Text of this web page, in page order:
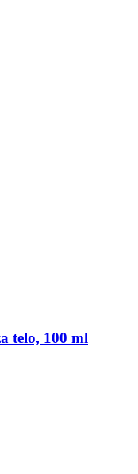
telo, 100 ml